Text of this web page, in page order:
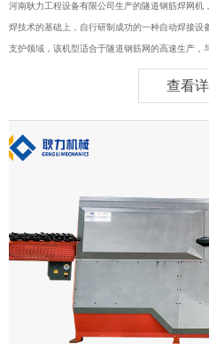
河南耿力工程设备有限公司生产的隧道钢筋焊网机
焊技术的基础上，自行研制成功的一种自动焊接设
支护领域，该机型适合于隧道钢筋网的高速生产，
查看